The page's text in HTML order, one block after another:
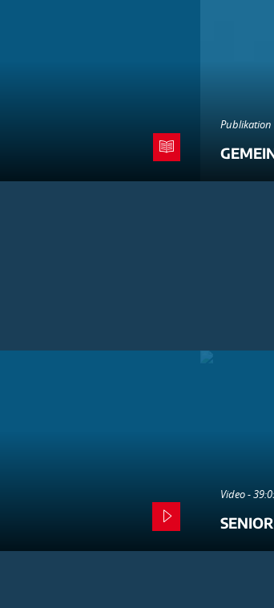
Publikation
Video -